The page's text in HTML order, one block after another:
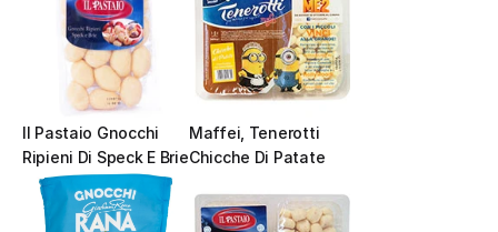
Il Pastaio Gnocchi
Ripieni Di Speck E Brie
Maffei, Tenerotti
Chicche Di Patate